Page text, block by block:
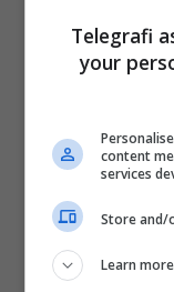
Perimet
Taksa Doganore
Telegrafi
your
content
services
Store and/
Learn more